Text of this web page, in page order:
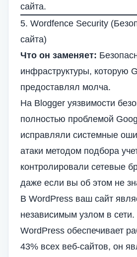
сайта.
5. Wordfence Security
сайта)
Что он заменяет:
инфраструктуры, которую
предоставлял молча.
На Blogger уязвимости
полностью проблемой
исправляли системные
атаки методом подбора
контролировали сетевые
даже если вы об этом не
В WordPress ваш сайт
независимым узлом в сети.
WordPress обеспечивает
43% всех веб-сайтов, он